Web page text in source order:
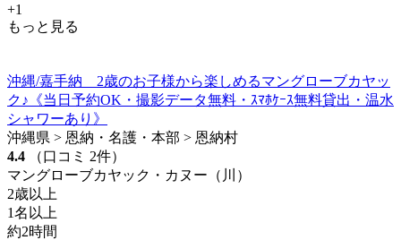
+1
もっと見る
沖縄/嘉手納 2歳のお子様から楽しめるマングローブカヤッ
ク♪《当日予約OK・撮影データ無料・ｽﾏﾎｹｰｽ無料貸出・温水
シャワーあり》
沖縄県 > 恩納・名護・本部 > 恩納村
4.4
（口コミ 2件）
マングローブカヤック・カヌー（川）
2歳以上
1名以上
約2時間